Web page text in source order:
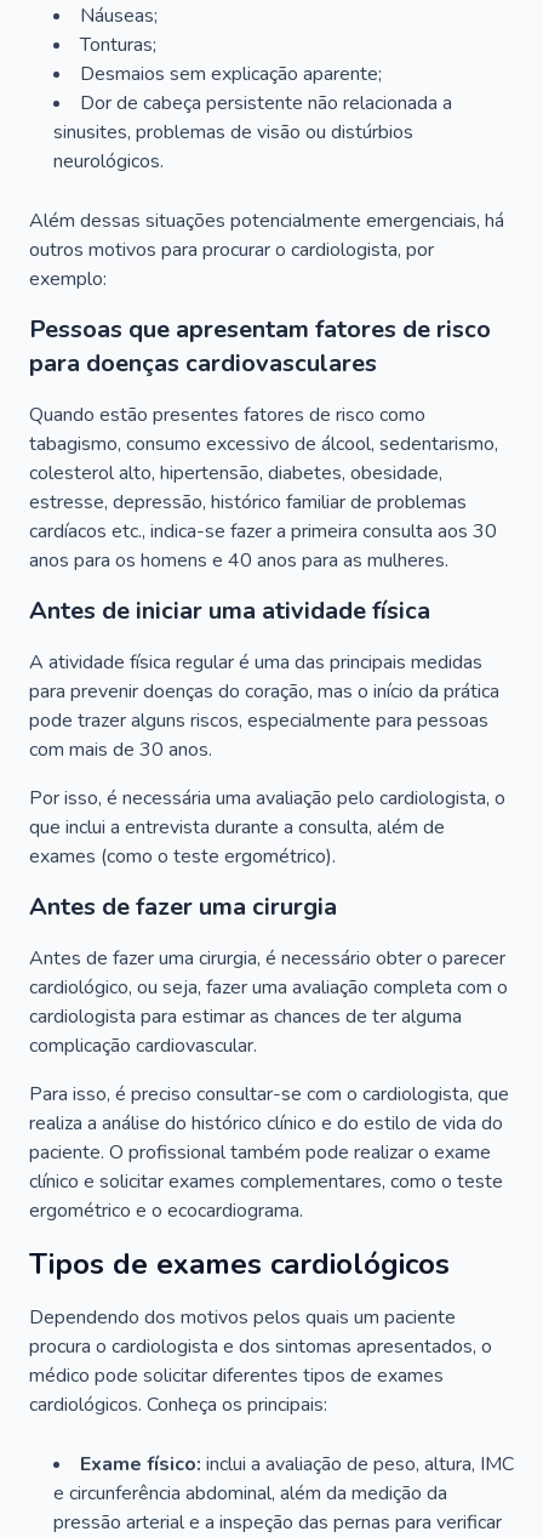
Náuseas;
Tonturas;
Desmaios sem explicação aparente;
Dor de cabeça persistente não relacionada a
sinusites, problemas de visão ou distúrbios
neurológicos.
Além dessas situações potencialmente emergenciais, há
outros motivos para procurar o cardiologista, por
exemplo:
Pessoas que apresentam fatores de risco
para doenças cardiovasculares
Quando estão presentes fatores de risco como
tabagismo, consumo excessivo de álcool, sedentarismo,
colesterol alto, hipertensão, diabetes, obesidade,
estresse, depressão, histórico familiar de problemas
cardíacos etc., indica-se fazer a primeira consulta aos 30
anos para os homens e 40 anos para as mulheres.
Antes de iniciar uma atividade física
A atividade física regular é uma das principais medidas
para prevenir doenças do coração, mas o início da prática
pode trazer alguns riscos, especialmente para pessoas
com mais de 30 anos.
Por isso, é necessária uma avaliação pelo cardiologista, o
que inclui a entrevista durante a consulta, além de
exames (como o teste ergométrico).
Antes de fazer uma cirurgia
Antes de fazer uma cirurgia, é necessário obter o parecer
cardiológico, ou seja, fazer uma avaliação completa com o
cardiologista para estimar as chances de ter alguma
complicação cardiovascular.
Para isso, é preciso consultar-se com o cardiologista, que
realiza a análise do histórico clínico e do estilo de vida do
paciente. O profissional também pode realizar o exame
clínico e solicitar exames complementares, como o teste
ergométrico e o ecocardiograma.
Tipos de exames cardiológicos
Dependendo dos motivos pelos quais um paciente
procura o cardiologista e dos sintomas apresentados, o
médico pode solicitar diferentes tipos de exames
cardiológicos. Conheça os principais:
Exame físico: inclui a avaliação de peso, altura, IMC
e circunferência abdominal, além da medição da
pressão arterial e a inspeção das pernas para verificar